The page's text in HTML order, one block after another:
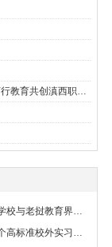
携手共建，艺体赋能！大理科技管理学校与云南言行教育共创滇西职教高考新标杆
育界深化合作办学
基地即将落地大理十亩